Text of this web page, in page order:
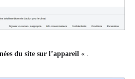
du site sur l’appareil « .